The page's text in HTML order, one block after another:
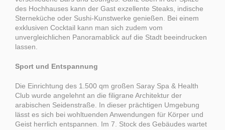
des Hochhauses kann der Gast exzellente Steaks, indische
Sterneküche oder Sushi-Kunstwerke genießen. Bei einem
exklusiven Cocktail kann man sich zudem vom
unvergleichlichen Panoramablick auf die Stadt beeindrucken
lassen.
Sport und Entspannung
Die Einrichtung des 1.500 qm großen Saray Spa & Health
Club wurde angelehnt an die filigrane Architektur der
arabischen Seidenstraße. In dieser prächtigen Umgebung
lässt es sich bei wohltuenden Anwendungen für Körper und
Geist herrlich entspannen. Im 7. Stock des Gebäudes wartet